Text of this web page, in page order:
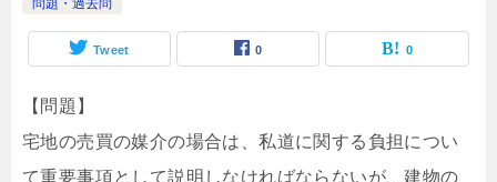
問題・過去問
Tweet 0 0
【問題】
宅地の売買の媒介の場合は、私道に関する負担につい
て重要事項として説明しなければならないが、建物の